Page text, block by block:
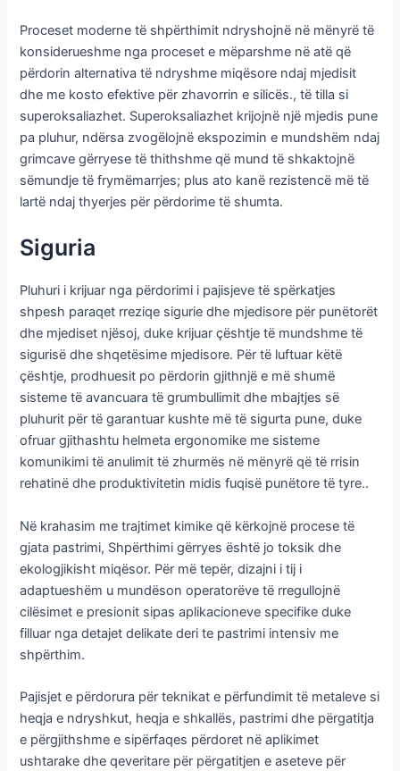
Proceset moderne të shpërthimit ndryshojnë në mënyrë të
konsiderueshme nga proceset e mëparshme në atë që
përdorin alternativa të ndryshme miqësore ndaj mjedisit
dhe me kosto efektive për zhavorrin e silicës., të tilla si
superoksaliazhet. Superoksaliazhet krijojnë një mjedis pune
pa pluhur, ndërsa zvogëlojnë ekspozimin e mundshëm ndaj
grimcave gërryese të thithshme që mund të shkaktojnë
sëmundje të frymëmarrjes; plus ato kanë rezistencë më të
lartë ndaj thyerjes për përdorime të shumta.
Siguria
Pluhuri i krijuar nga përdorimi i pajisjeve të spërkatjes
shpesh paraqet rreziqe sigurie dhe mjedisore për punëtorët
dhe mjediset njësoj, duke krijuar çështje të mundshme të
sigurisë dhe shqetësime mjedisore. Për të luftuar këtë
çështje, prodhuesit po përdorin gjithnjë e më shumë
sisteme të avancuara të grumbullimit dhe mbajtjes së
pluhurit për të garantuar kushte më të sigurta pune, duke
ofruar gjithashtu helmeta ergonomike me sisteme
komunikimi të anulimit të zhurmës në mënyrë që të rrisin
rehatinë dhe produktivitetin midis fuqisë punëtore të tyre..
Në krahasim me trajtimet kimike që kërkojnë procese të
gjata pastrimi, Shpërthimi gërryes është jo toksik dhe
ekologjikisht miqësor. Për më tepër, dizajni i tij i
adaptueshëm u mundëson operatorëve të rregullojnë
cilësimet e presionit sipas aplikacioneve specifike duke
filluar nga detajet delikate deri te pastrimi intensiv me
shpërthim.
Pajisjet e përdorura për teknikat e përfundimit të metaleve si
heqja e ndryshkut, heqja e shkallës, pastrimi dhe përgatitja
e përgjithshme e sipërfaqes përdoret në aplikimet
ushtarake dhe qeveritare për përgatitjen e aseteve për